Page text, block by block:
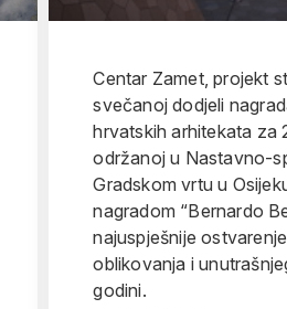
Centar Zamet, projekt
svečanoj dodjeli
hrvatskih arhitekata za
održanoj u Nastavno-
Gradskom vrtu u
nagradom “Bernardo
najuspješnije
oblikovanja i
godini.